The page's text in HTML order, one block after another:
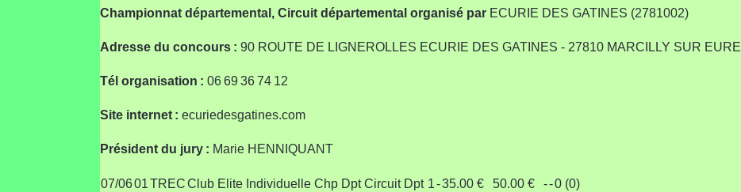
Championnat départemental, Circuit départemental organisé par ECURIE DES GATINES (2781002)
Adresse du concours : 90 ROUTE DE LIGNEROLLES ECURIE DES GATINES - 27810 MARCILLY SUR EURE
Tél organisation : 06 69 36 74 12
Site internet : ecuriedesgatines.com
Président du jury : Marie HENNIQUANT
07/0601TRECClub Elite Individuelle Chp Dpt Circuit Dpt 1-35.00 € 50.00 € --0 (0)